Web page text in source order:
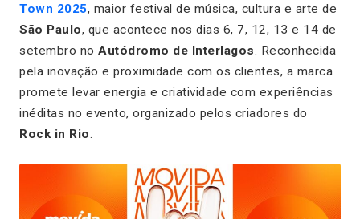
Town 2025, maior festival de música, cultura e arte de
São Paulo, que acontece nos dias 6, 7, 12, 13 e 14 de
setembro no Autódromo de Interlagos. Reconhecida
pela inovação e proximidade com os clientes, a marca
promete levar energia e criatividade com experiências
inéditas no evento, organizado pelos criadores do
Rock in Rio.